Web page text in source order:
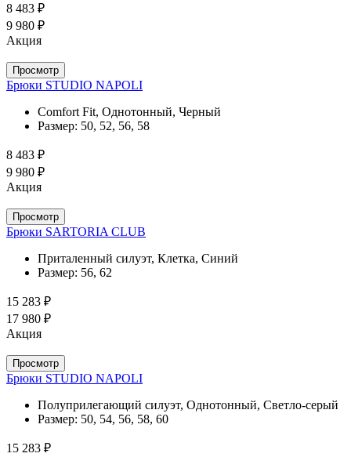
8 483 ₽
9 980 ₽
Акция
Просмотр
Брюки STUDIO NAPOLI
Comfort Fit, Однотонный, Черный
Размер: 50, 52, 56, 58
8 483 ₽
9 980 ₽
Акция
Просмотр
Брюки SARTORIA CLUB
Приталенный силуэт, Клетка, Синий
Размер: 56, 62
15 283 ₽
17 980 ₽
Акция
Просмотр
Брюки STUDIO NAPOLI
Полуприлегающий силуэт, Однотонный, Светло-серый
Размер: 50, 54, 56, 58, 60
15 283 ₽